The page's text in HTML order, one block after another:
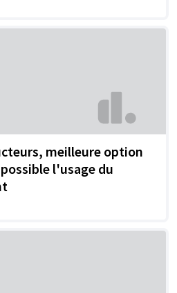
meilleure option
l'usage du